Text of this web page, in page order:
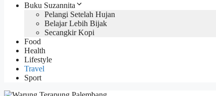
Buku Suzannita
Pelangi Setelah Hujan
Belajar Lebih Bijak
Secangkir Kopi
Food
Health
Lifestyle
Travel
Sport